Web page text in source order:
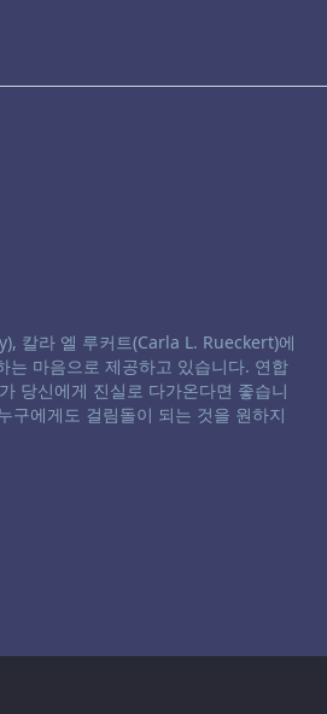
칼라 엘 루커트(Carla L. Rueckert)에
는 마음으로 제공하고 있습니다. 연합
당신에게 진실로 다가온다면 좋습니
구에게도 걸림돌이 되는 것을 원하지